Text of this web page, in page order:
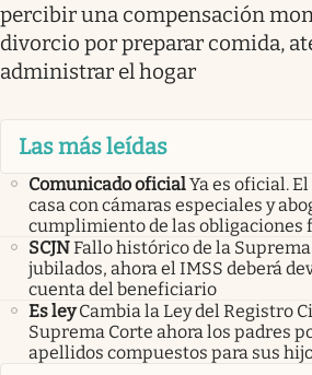
percibir una compensación
divorcio por preparar comida,
administrar el hogar
Las más leídas
Comunicado oficialYa es oficial.
casa con cámaras especiales y
cumplimiento de las obligaciones
SCJNFallo histórico de la
jubilados, ahora el IMSS deberá
cuenta del beneficiario
Es ley Cambia la Ley del Registro
Suprema Corte ahora los padres
apellidos compuestos para sus